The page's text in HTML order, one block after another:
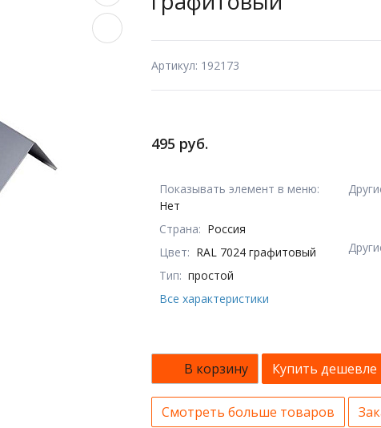
Артикул: 192173
495 руб.
Показывать элемент в меню:
Нет
Страна: Россия
Цвет: RAL 7024 графитовый
Тип: простой
Все характеристики
В корзину Купить дешевле
Смотреть больше товаров